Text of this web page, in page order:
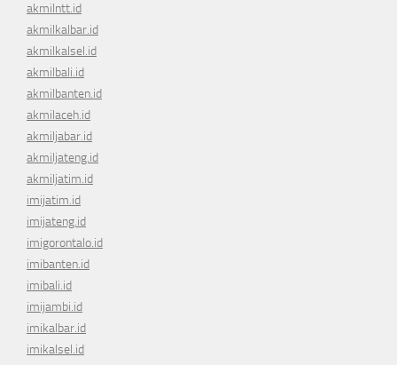
akmilntt.id
akmilkalbar.id
akmilkalsel.id
akmilbali.id
akmilbanten.id
akmilaceh.id
akmiljabar.id
akmiljateng.id
akmiljatim.id
imijatim.id
imijateng.id
imigorontalo.id
imibanten.id
imibali.id
imijambi.id
imikalbar.id
imikalsel.id